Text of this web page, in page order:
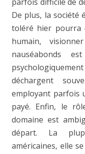
De plus, la société
toléré hier pourra
humain,
nauséabonds
déchargent
employant parfois
payé. Enfin, le
domaine est
départ. La
américaines, elle